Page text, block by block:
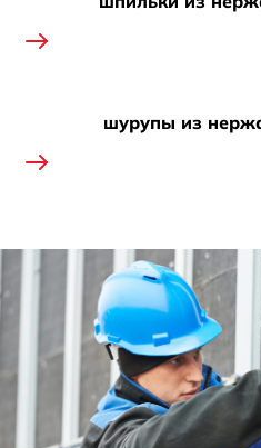
шурупы из